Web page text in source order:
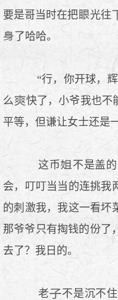
要是哥当时在把
光往
了哈哈。
“行，你开球，辉
么
快了，小爷我也不
平等，但谦让女士还是
这币 不是盖
会，叮叮当当的连挑我
的刺激我，我这一看坏
那爷爷只有掏钱的份了
去了？我日的。
老 不是沉不